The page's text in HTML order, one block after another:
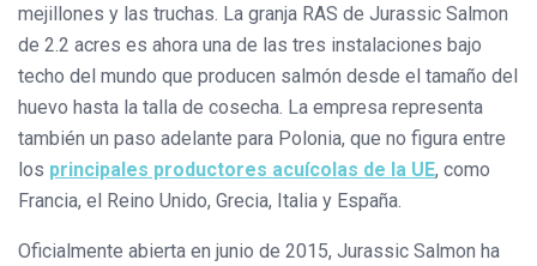
mejillones y las truchas. La granja RAS de Jurassic Salmon
de 2.2 acres es ahora una de las tres instalaciones bajo
techo del mundo que producen salmón desde el tamaño del
huevo hasta la talla de cosecha. La empresa representa
también un paso adelante para Polonia, que no figura entre
los principales productores acuícolas de la UE, como
Francia, el Reino Unido, Grecia, Italia y España.
Oficialmente abierta en junio de 2015, Jurassic Salmon ha